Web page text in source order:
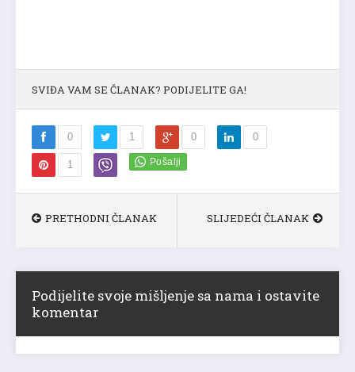
SVIĐA VAM SE ČLANAK? PODIJELITE GA!
0 1 0 0
1
PRETHODNI ČLANAK SLIJEDEĆI ČLANAK
Podijelite svoje mišljenje sa nama i ostavite
komentar